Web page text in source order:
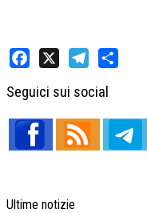
Seguici sui social
Ultime notizie